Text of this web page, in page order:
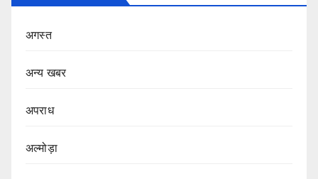
अगस्त
अन्य खबर
अपराध
अल्मोड़ा